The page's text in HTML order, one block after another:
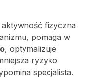
aktywność fizyczna
pomaga w
, optymalizuje
ryzyko
specjalista.